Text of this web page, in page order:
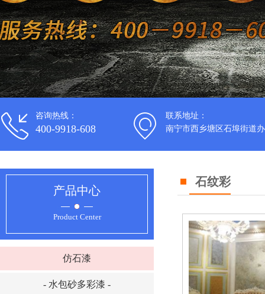
咨询热线：
400-9918-608
联系地址：
南宁市西乡塘区石埠街道
产品中心
Product Center
仿石漆
- 水包砂多彩漆 -
石纹彩